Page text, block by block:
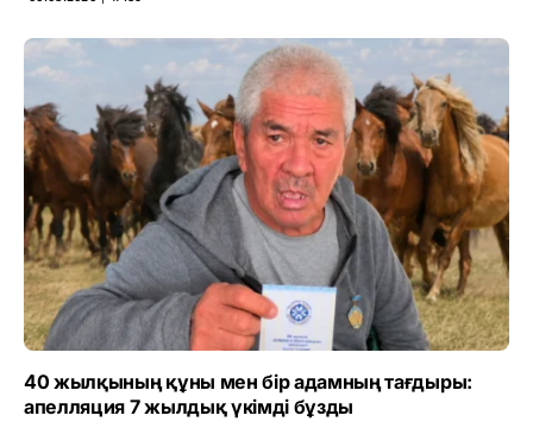
40 жылқының құны мен бір адамның тағдыры:
апелляция 7 жылдық үкімді бұзды